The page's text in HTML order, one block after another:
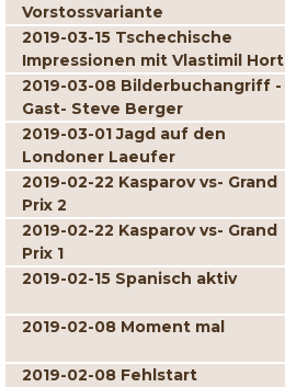
Vorstossvariante
2019-03-15 Tschechische
Impressionen mit Vlastimil Hort
2019-03-08 Bilderbuchangriff -
Gast- Steve Berger
2019-03-01 Jagd auf den
Londoner Laeufer
2019-02-22 Kasparov vs- Grand
Prix 2
2019-02-22 Kasparov vs- Grand
Prix 1
2019-02-15 Spanisch aktiv
2019-02-08 Moment mal
2019-02-08 Fehlstart